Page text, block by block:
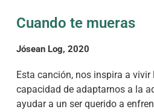
Cuando te mueras
Jósean Log, 2020
Esta canción, nos inspira a vivir
capacidad de adaptarnos a la
ayudar a un ser querido a